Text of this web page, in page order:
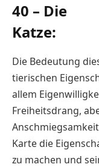
40 – Die
Katze:
Die Bedeutung
tierischen
allem
Freiheitsdrang,
Karte die
zu machen und